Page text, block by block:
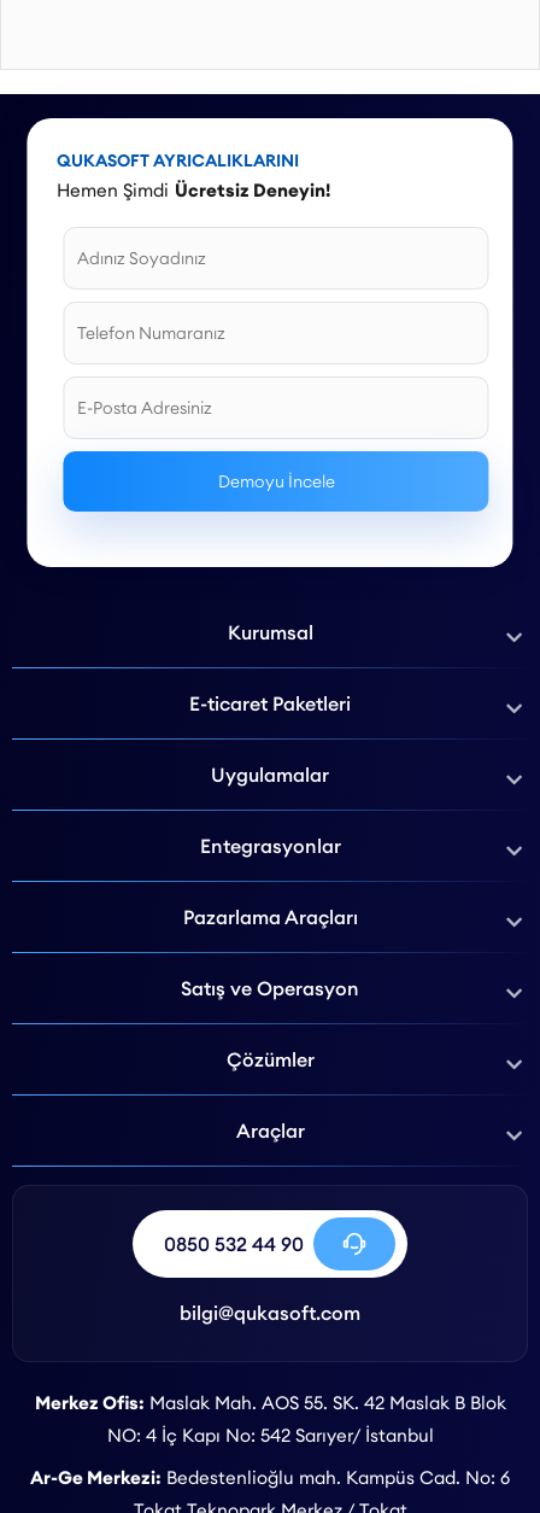
QUKASOFT AYRICALIKLARINI
Hemen Şimdi Ücretsiz Deneyin!
Kurumsal
E-ticaret Paketleri
Uygulamalar
Entegrasyonlar
Pazarlama Araçları
Satış ve Operasyon
Çözümler
Araçlar
0850 532 44 90
bilgi@qukasoft.com
Merkez Ofis: Maslak Mah. AOS 55. SK. 42 Maslak B Blok
NO: 4 İç Kapı No: 542 Sarıyer/ İstanbul
Ar-Ge Merkezi: Bedestenlioğlu mah. Kampüs Cad. No: 6